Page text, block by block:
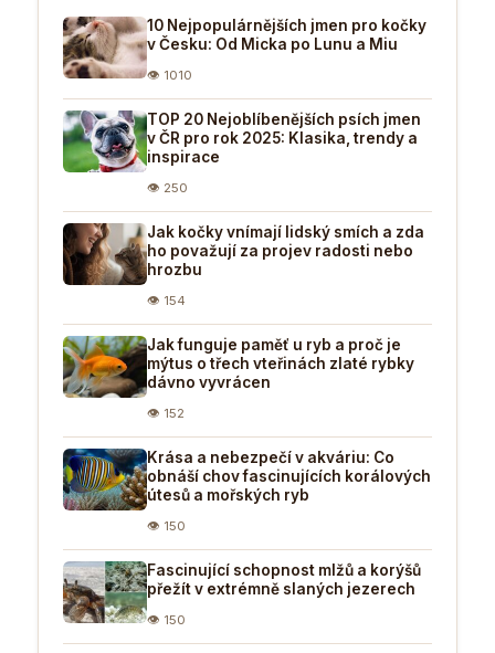
10 Nejpopulárnějších jmen pro kočky
v Česku: Od Micka po Lunu a Miu
👁 1010
TOP 20 Nejoblíbenějších psích jmen
v ČR pro rok 2025: Klasika, trendy a
inspirace
👁 250
Jak kočky vnímají lidský smích a zda
ho považují za projev radosti nebo
hrozbu
👁 154
Jak funguje paměť u ryb a proč je
mýtus o třech vteřinách zlaté rybky
dávno vyvrácen
👁 152
Krása a nebezpečí v akváriu: Co
obnáší chov fascinujících korálových
útesů a mořských ryb
👁 150
Fascinující schopnost mlžů a korýšů
přežít v extrémně slaných jezerech
👁 150